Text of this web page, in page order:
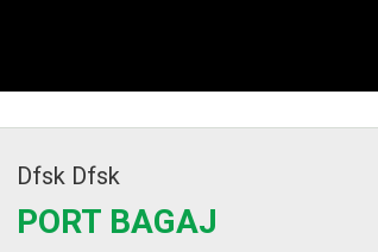
Dfsk Dfsk
PORT BAGAJ